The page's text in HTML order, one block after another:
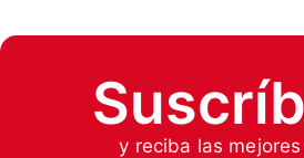
y reciba las